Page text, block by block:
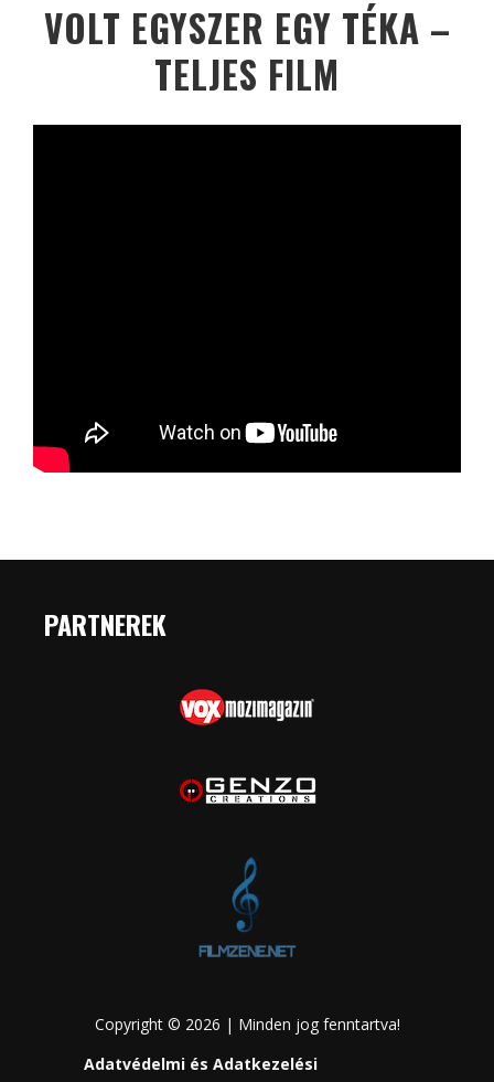
VOLT EGYSZER EGY TÉKA –
TELJES FILM
PARTNEREK
Copyright © 2026 | Minden jog fenntartva!
Adatvédelmi és Adatkezelési